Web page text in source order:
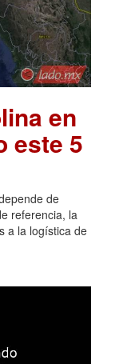
en
este 5
de
referencia, la
a la logística de